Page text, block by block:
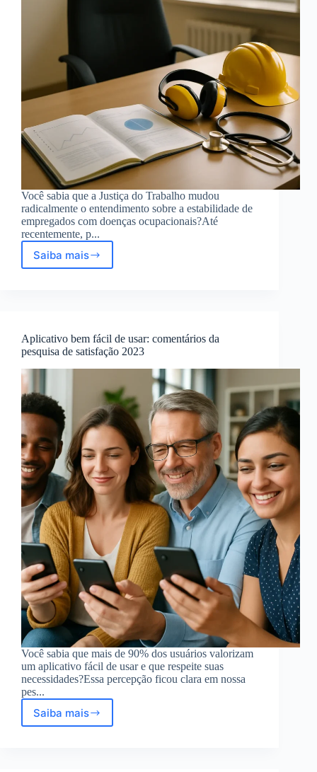
Você sabia que a Justiça do Trabalho mudou
radicalmente o entendimento sobre a estabilidade de
empregados com doenças ocupacionais?Até
recentemente, p...
Saiba mais
Justiça
empregados
com
doenças
Aplicativo bem fácil de usar: comentários da
pesquisa de satisfação 2023
Você sabia que mais de 90% dos usuários valorizam
um aplicativo fácil de usar e que respeite suas
necessidades?Essa percepção ficou clara em nossa
pes...
Saiba maisAplicativo